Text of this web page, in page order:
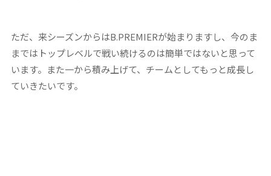
ただ、来シーズンからはB.PREMIERが始まりますし、今のま
まではトップレベルで戦い続けるのは簡単ではないと思って
います。また一から積み上げて、チームとしてもっと成長し
ていきたいです。